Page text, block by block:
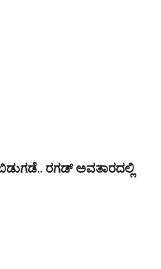
ರಗಡ್ ಅವತಾರದಲ್ಲಿ